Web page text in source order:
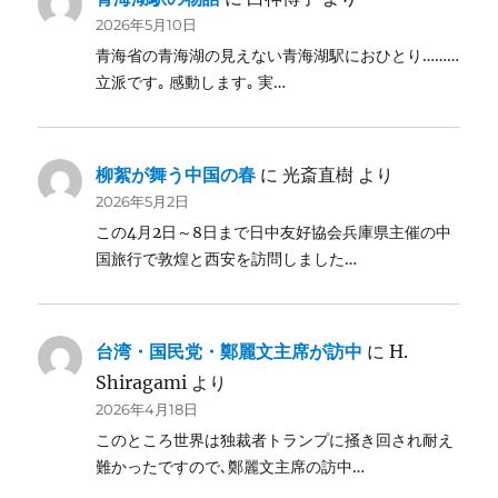
2026年5月10日
青海省の青海湖の見えない青海湖駅におひとり………
立派です｡ 感動します｡ 実…
柳絮が舞う中国の春 に光斎直樹 より
2026年5月2日
この4月2日～8日まで日中友好協会兵庫県主催の中
国旅行で敦煌と西安を訪問しました…
台湾・国民党・鄭麗文主席が訪中 にH.
Shiragami より
2026年4月18日
このところ世界は独裁者トランプに掻き回され耐え
難かったですので､鄭麗文主席の訪中…